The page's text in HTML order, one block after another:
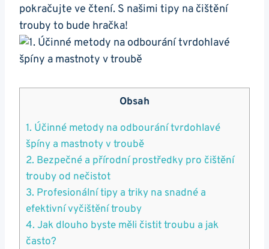
pokračujte ve čtení. S⁤ našimi tipy ⁣na⁢ čištění
trouby to bude hračka!
Obsah
1. Účinné metody‌ na odbourání tvrdohlavé
špíny a mastnoty v⁤ troubě
2. ‌Bezpečné a přírodní prostředky pro čištění
trouby od ‌nečistot
3. Profesionální tipy a triky​ na snadné a⁢
efektivní vyčištění trouby
4. Jak dlouho byste měli čistit troubu a jak‌
často?